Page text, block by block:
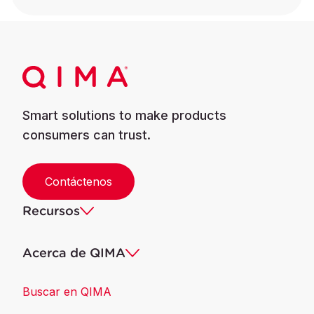
Smart solutions to make products
consumers can trust.
Contáctenos
Recursos
Acerca de QIMA
Buscar en QIMA